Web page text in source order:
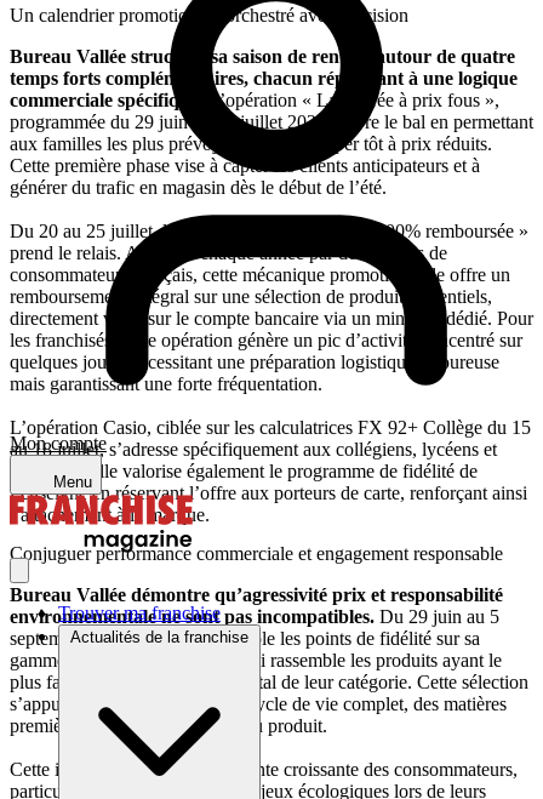
Mon compte
Menu
Trouver ma franchise
Actualités de la franchise
Un calendrier promotionnel orchestré avec précision
Bureau Vallée structure sa saison de rentrée autour de quatre
temps forts complémentaires, chacun répondant à une logique
commerciale spécifique.
L’opération « La rentrée à prix fous »,
programmée du 29 juin au 18 juillet 2026, ouvre le bal en permettant
aux familles les plus prévoyantes de s’équiper tôt à prix réduits.
Cette première phase vise à capter les clients anticipateurs et à
générer du trafic en magasin dès le début de l’été.
Du 20 au 25 juillet, l’opération emblématique « 100% remboursée »
prend le relais. Attendue chaque année par des milliers de
consommateurs français, cette mécanique promotionnelle offre un
remboursement intégral sur une sélection de produits essentiels,
directement versé sur le compte bancaire via un mini-site dédié. Pour
les franchisés, cette opération génère un pic d’activité concentré sur
quelques jours, nécessitant une préparation logistique rigoureuse
mais garantissant une forte fréquentation.
L’opération Casio, ciblée sur les calculatrices FX 92+ Collège du 15
au 18 juillet, s’adresse spécifiquement aux collégiens, lycéens et
étudiants. Elle valorise également le programme de fidélité de
l’enseigne en réservant l’offre aux porteurs de carte, renforçant ainsi
l’attachement à la marque.
Conjuguer performance commerciale et engagement responsable
Bureau Vallée démontre qu’agressivité prix et responsabilité
environnementale ne sont pas incompatibles. Du 29 juin au 5
septembre 2026, l’enseigne double les points de fidélité sur sa
gamme « Le Choix engagé », qui rassemble les produits ayant le
plus faible impact environnemental de leur catégorie. Cette sélection
s’appuie sur une évaluation du cycle de vie complet, des matières
premières jusqu’à la fin de vie du produit.
Cette initiative répond à une attente croissante des consommateurs,
particulièrement sensibles aux enjeux écologiques lors de leurs